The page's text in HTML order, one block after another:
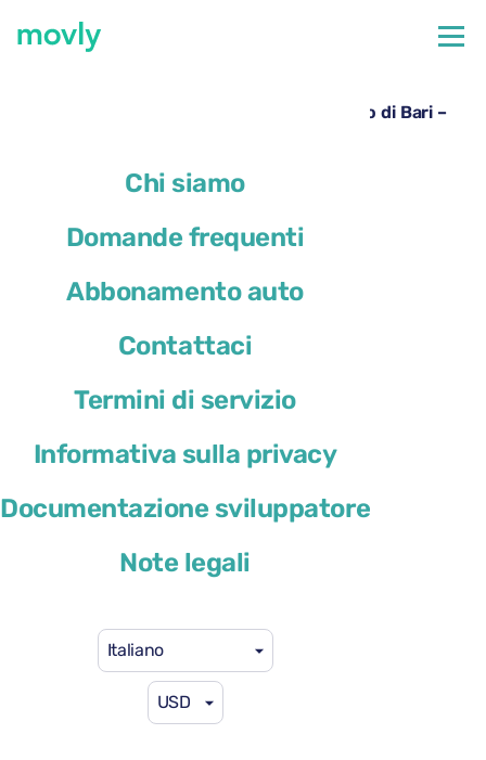
Chi siamo
Domande frequenti
Abbonamento auto
Contattaci
Termini di servizio
Informativa sulla privacy
Documentazione sviluppatore
Note legali
Italiano
USD
Noleggio Skoda Octavia Estate all’aeroporto di Bari –
Skoda Octavia Estate